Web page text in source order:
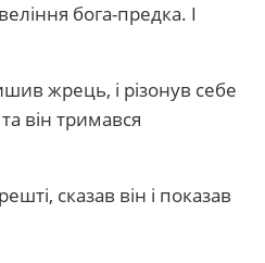
бога-предка. І
жрець, і різонув себе
він тримався
сказав він і показав